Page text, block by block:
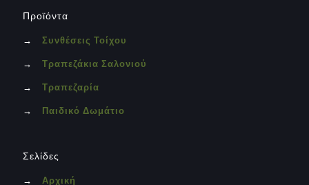
Προϊόντα
→ Συνθέσεις Τοίχου
→ Τραπεζάκια Σαλονιού
→ Τραπεζαρία
→ Παιδικό Δωμάτιο
Σελίδες
→ Αρχική